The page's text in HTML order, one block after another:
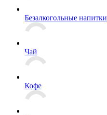
Безалкогольные напитки
Чай
Кофе